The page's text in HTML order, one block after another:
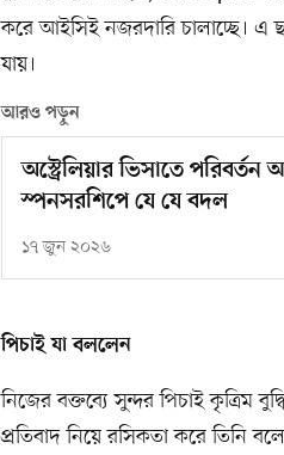
করে আইসিই নজরদারি চালাচ্ছে। এ
যায়।
আরও পড়ুন
অস্ট্রেলিয়ার ভিসাতে পরিবর্তন
স্পনসরশিপে যে যে বদল
১৭ জুন ২০২৬
পিচাই যা বললেন
নিজের বক্তব্যে সুন্দর পিচাই কৃত্রিম
প্রতিবাদ নিয়ে রসিকতা করে তিনি